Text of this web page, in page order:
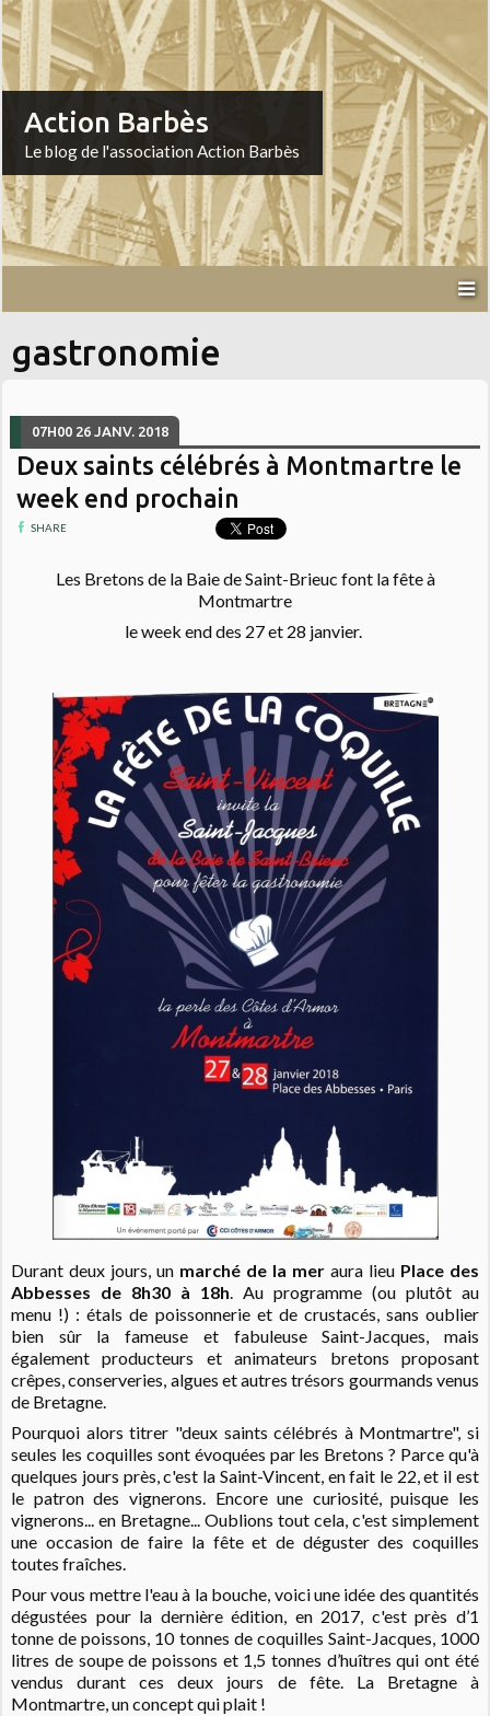
Action Barbès
Le blog de l'association Action Barbès
gastronomie
07H00 26 JANV. 2018
Deux saints célébrés à Montmartre le
week end prochain
SHARE
Les Bretons de la Baie de Saint-Brieuc font la fête à
Montmartre
le week end des 27 et 28 janvier.
Durant deux jours, un marché de la meraura lieu Place des
Abbesses de 8h30 à 18h. Au programme (ou plutôt au
menu !) : étals de poissonnerie et de crustacés, sans oublier
bien sûr la fameuse et fabuleuse Saint-Jacques, mais
également producteurs et animateurs bretons proposant
crêpes, conserveries, algues et autres trésors gourmands venus
de Bretagne.
Pourquoi alors titrer "deux saints célébrés à Montmartre", si
seules les coquilles sont évoquées par les Bretons ? Parce qu'à
quelques jours près, c'est la Saint-Vincent, en fait le 22, et il est
le patron des vignerons. Encore une curiosité, puisque les
vignerons... en Bretagne... Oublions tout cela, c'est simplement
une occasion de faire la fête et de déguster des coquilles
toutes fraîches.
Pour vous mettre l'eau à la bouche, voici une idée des quantités
dégustées pour la dernière édition, en 2017, c'est près d’1
tonne de poissons, 10 tonnes de coquilles Saint-Jacques, 1000
litres de soupe de poissons et 1,5 tonnes d’huîtres qui ont été
vendus durant ces deux jours de fête. La Bretagne à
Montmartre, un concept qui plait !